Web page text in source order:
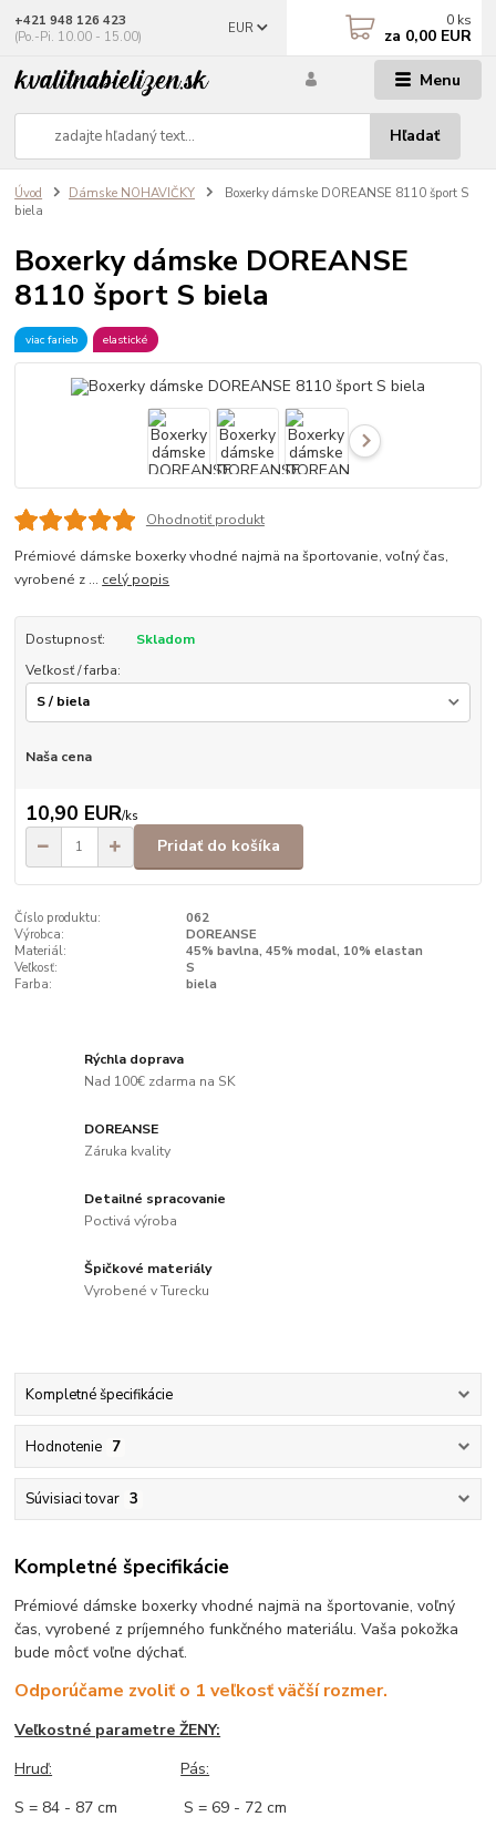
Menu
EUR
Hľadať
+421 948 126 423
(Po.-Pi. 10.00 - 15.00)
0 ks
za 0,00 EUR
Úvod Dámske NOHAVIČKY
Boxerky dámske DOREANSE 8110 šport S
biela
Boxerky dámske DOREANSE
8110 šport S biela
viac farieb elastické
Ohodnotiť produkt
Prémiové dámske boxerky vhodné najmä na športovanie, voľný čas,
vyrobené z ... celý popis
Dostupnosť:
Skladom
Veľkosť / farba:
Naša cena
10,90 EUR/ks
Pridať do košíka
Číslo produktu:
062
Výrobca:
DOREANSE
Materiál:
45% bavlna, 45% modal, 10% elastan
Veľkosť:
S
Farba:
biela
Rýchla doprava
Nad 100€ zdarma na SK
DOREANSE
Záruka kvality
Detailné spracovanie
Poctivá výroba
Špičkové materiály
Vyrobené v Turecku
Kompletné špecifikácie
Hodnotenie 7
Súvisiaci tovar 3
Kompletné špecifikácie
Prémiové dámske boxerky vhodné najmä na športovanie, voľný
čas, vyrobené z príjemného funkčného materiálu. Vaša pokožka
bude môcť voľne dýchať.
Odporúčame zvoliť o 1 veľkosť väčší rozmer.
Veľkostné parametre ŽENY:
Hruď:
Pás:
S = 84 - 87 cm S = 69 - 72 cm